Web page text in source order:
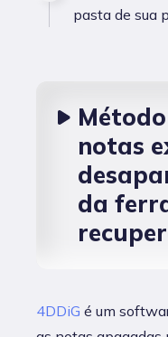
pasta de sua
notas
da
4DDiG é um